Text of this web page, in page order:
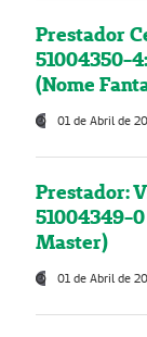
Prestador
51004350-
(Nome
01 de Abril de
Prestador:
51004349-
Master)
01 de Abril de